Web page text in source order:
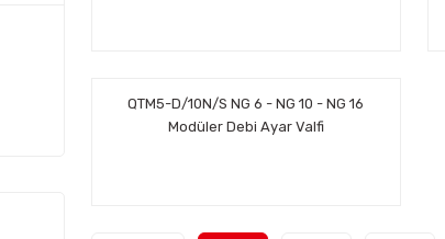
QTM5-D/10N/S NG 6 - NG 10 - NG 16
Modüler Debi Ayar Valfi